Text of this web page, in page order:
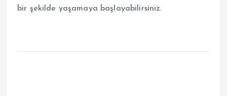
bir şekilde yaşamaya başlayabilirsiniz.